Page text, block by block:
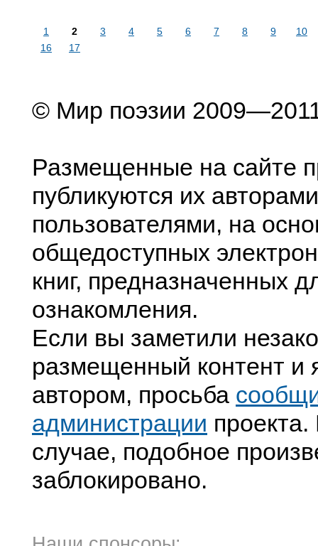
1 2 3 4 5 6 7 8 9
10
16
17
© Мир поэзии
Размещенные на сайте
публикуются их
пользователями, на
общедоступных
книг, предназначенных
ознакомления.
Если вы заметили
размещенный контент и
автором, просьба
администрации
случае, подобное
заблокировано.